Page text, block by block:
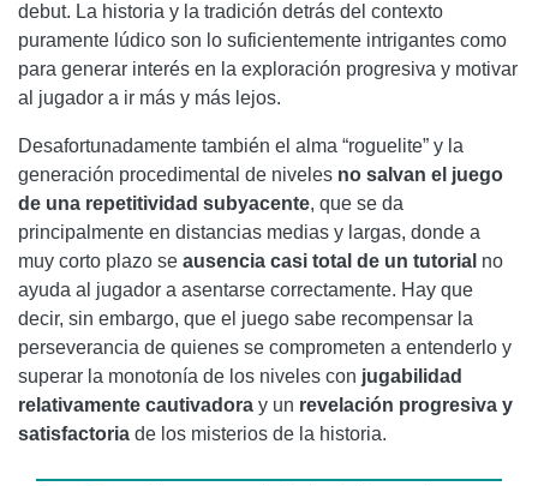
debut. La historia y la tradición detrás del contexto
puramente lúdico son lo suficientemente intrigantes como
para generar interés en la exploración progresiva y motivar
al jugador a ir más y más lejos.
Desafortunadamente también el alma “roguelite” y la
generación procedimental de niveles no salvan el juego
de una repetitividad subyacente, que se da
principalmente en distancias medias y largas, donde a
muy corto plazo se ausencia casi total de un tutorial no
ayuda al jugador a asentarse correctamente. Hay que
decir, sin embargo, que el juego sabe recompensar la
perseverancia de quienes se comprometen a entenderlo y
superar la monotonía de los niveles con jugabilidad
relativamente cautivadora y un revelación progresiva y
satisfactoria de los misterios de la historia.